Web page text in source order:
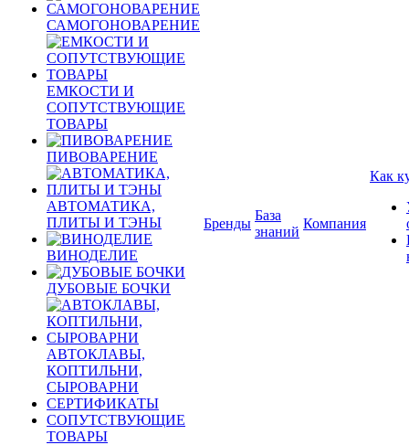
САМОГОНОВАРЕНИЕ
ЕМКОСТИ И
СОПУТСТВУЮЩИЕ
ТОВАРЫ
ПИВОВАРЕНИЕ
АВТОМАТИКА,
ПЛИТЫ И ТЭНЫ
ВИНОДЕЛИЕ
ДУБОВЫЕ БОЧКИ
АВТОКЛАВЫ,
КОПТИЛЬНИ,
СЫРОВАРНИ
СЕРТИФИКАТЫ
СОПУТСТВУЮЩИЕ
ТОВАРЫ
Бренды
База
знаний
Компания
Как